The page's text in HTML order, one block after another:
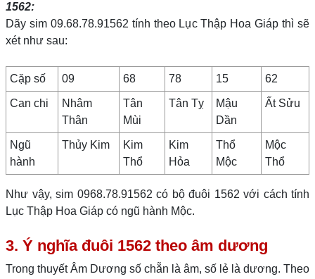
1562:
Dãy sim 09.68.78.91562 tính theo Lục Thập Hoa Giáp thì sẽ
xét như sau:
Cặp số 09 68 78 15 62
Can chi
Nhâm
Thân
Tân
Mùi
Tân Tỵ
Mậu
Dần
Ất Sửu
Ngũ
hành
Thủy Kim
Kim
Thổ
Kim
Hỏa
Thổ
Mộc
Mộc
Thổ
Như vậy, sim 0968.78.91562 có bộ đuôi 1562 với cách tính
Lục Thập Hoa Giáp có ngũ hành Mộc.
3. Ý nghĩa đuôi 1562 theo âm dương
Trong thuyết Âm Dương số chẵn là âm, số lẻ là dương. Theo